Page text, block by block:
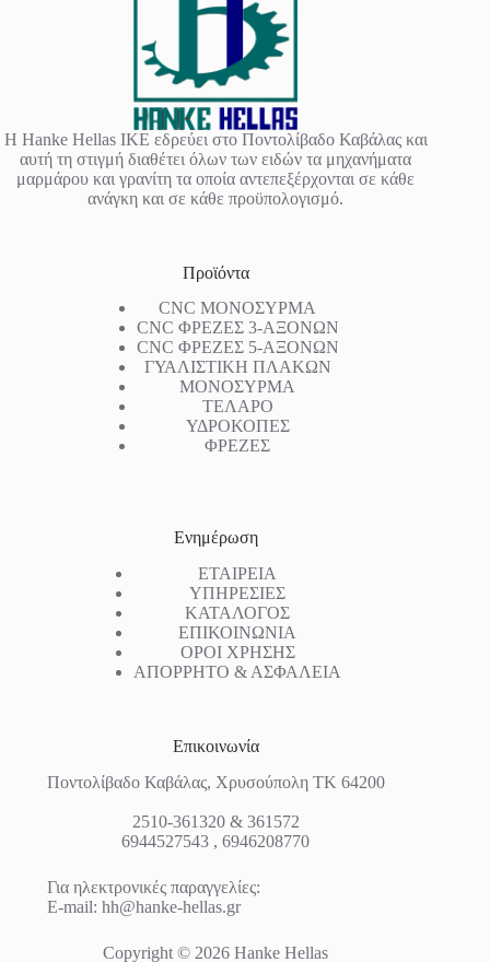
Η Hanke Hellas IKE εδρεύει στο Ποντολίβαδο Καβάλας και
αυτή τη στιγμή διαθέτει όλων των ειδών τα μηχανήματα
μαρμάρου και γρανίτη τα οποία αντεπεξέρχονται σε κάθε
ανάγκη και σε κάθε προϋπολογισμό.
Προϊόντα
CNC ΜΟΝΟΣΥΡΜΑ
CNC ΦΡΕΖΕΣ 3-ΑΞΟΝΩΝ
CNC ΦΡΕΖΕΣ 5-ΑΞΟΝΩΝ
ΓΥΑΛΙΣΤΙΚΗ ΠΛΑΚΩΝ
ΜΟΝΟΣΥΡΜΑ
ΤΕΛΑΡΟ
ΥΔΡΟΚΟΠΕΣ
ΦΡΕΖΕΣ
Ενημέρωση
ΕΤΑΙΡΕΙΑ
ΥΠΗΡΕΣΙΕΣ
ΚΑΤΑΛΟΓΟΣ
ΕΠΙΚΟΙΝΩΝΙΑ
ΟΡΟΙ ΧΡΗΣΗΣ
ΑΠΟΡΡΗΤΟ & ΑΣΦΑΛΕΙΑ
Επικοινωνία
Ποντολίβαδο Καβάλας, Χρυσούπολη ΤΚ 64200
2510-361320 & 361572
6944527543 , 6946208770
Για ηλεκτρονικές παραγγελίες:
E-mail: hh@hanke-hellas.gr
Copyright © 2026 Hanke Hellas